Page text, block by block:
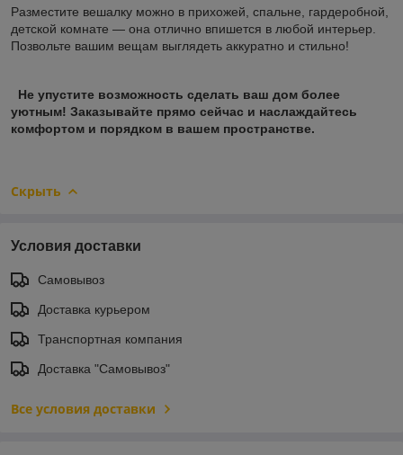
Разместите вешалку можно в прихожей, спальне, гардеробной,
детской комнате — она отлично впишется в любой интерьер.
Позвольте вашим вещам выглядеть аккуратно и стильно!
Не упустите возможность сделать ваш дом более
уютным! Заказывайте прямо сейчас и наслаждайтесь
комфортом и порядком в вашем пространстве.
Скрыть
Условия доставки
Самовывоз
Доставка курьером
Транспортная компания
Доставка "Самовывоз"
Все условия доставки